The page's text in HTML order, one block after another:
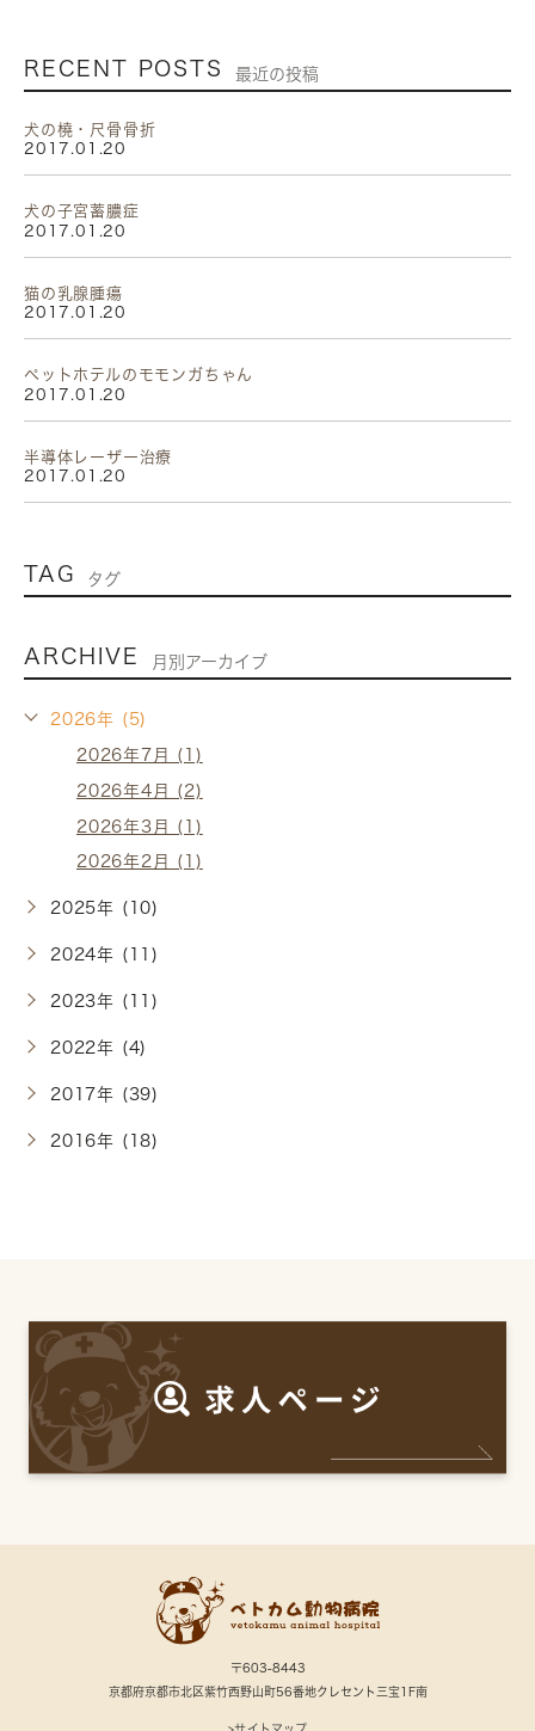
RECENT POSTS 最近の投稿
犬の橈・尺骨骨折
2017.01.20
犬の子宮蓄膿症
2017.01.20
猫の乳腺腫瘍
2017.01.20
ペットホテルのモモンガちゃん
2017.01.20
半導体レーザー治療
2017.01.20
TAG タグ
ARCHIVE 月別アーカイブ
2026年 (5)
2026年7月 (1)
2026年4月 (2)
2026年3月 (1)
2026年2月 (1)
2025年 (10)
2024年 (11)
2023年 (11)
2022年 (4)
2017年 (39)
2016年 (18)
〒603-8443
京都府京都市北区紫竹西野山町56番地クレセント三宝1F南